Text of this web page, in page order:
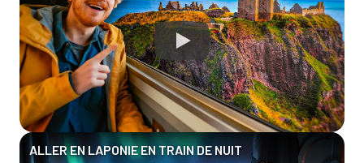
ALLER EN LAPONIE EN TRAIN DE NUIT